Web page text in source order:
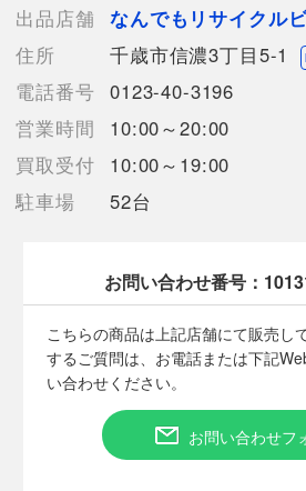
【カード入れ】8箇所
【内ポケット】
オープンポケット x 3
【付属品】なし
【ランク】Cランク
使用感やキズや汚れ等が目立つ
【詳細備考】
使用に伴う細かい擦り傷、汚れの付着が
取れてしまったファスナートップは付属
商品画像に関しては出来る限り忠実に
ますが、実際の商品と比較し色味に若
りますこと予めご了承ください。
店頭との併売商品のため、記載に無い
られるなど多少商品状態が変化する場合
出品店舗
なんでもリサイクル
住所
千歳市信濃3丁目5-1
電話番号 0123-40-3196
営業時間
10:00～20:00
買取受付
10:00～19:00
駐車場
52台
お問い合わせ番号：
こちらの商品は上記店舗にて販売し
するご質問は、お電話または下記
い合わせください。
お問い合わせフ